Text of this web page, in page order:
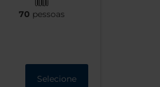
70 pessoas
Selecione